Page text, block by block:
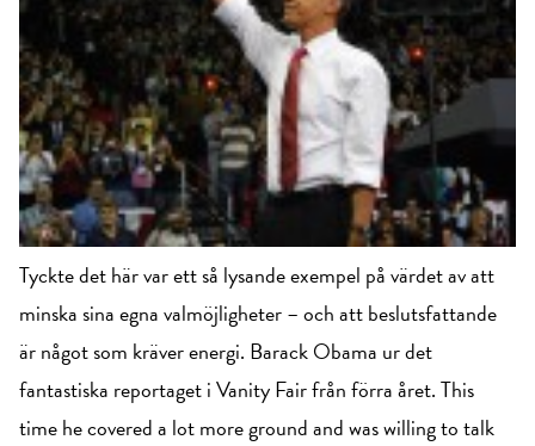
Tyckte det här var ett så lysande exempel på värdet av att
minska sina egna valmöjligheter – och att beslutsfattande
är något som kräver energi. Barack Obama ur det
fantastiska reportaget i Vanity Fair från förra året. This
time he covered a lot more ground and was willing to talk